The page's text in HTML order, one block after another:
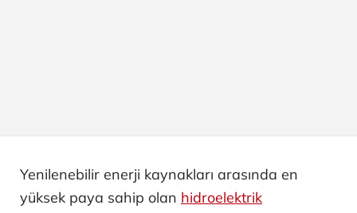
Yenilenebilir enerji kaynakları arasında en
yüksek paya sahip olan hidroelektrik